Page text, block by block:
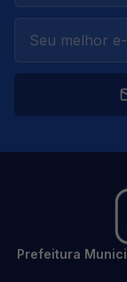
Prefeitura